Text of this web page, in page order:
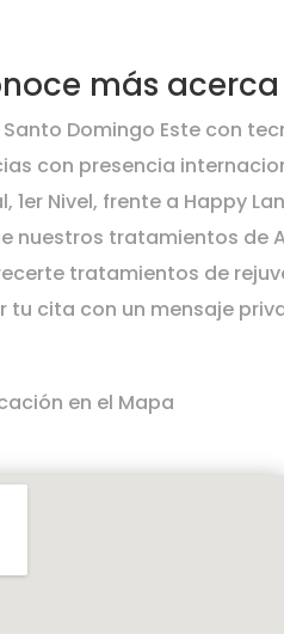
más
Domingo Este con
con presencia
1er Nivel, frente a Happy
nuestros tratamientos de
tratamientos de
tu cita con un mensaje
en el Mapa